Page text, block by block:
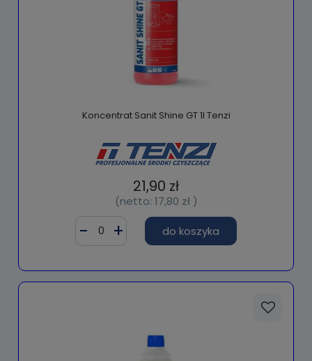
Koncentrat Sanit Shine GT 1l Tenzi
21,90 zł
(netto: 17,80 zł)
do koszyka